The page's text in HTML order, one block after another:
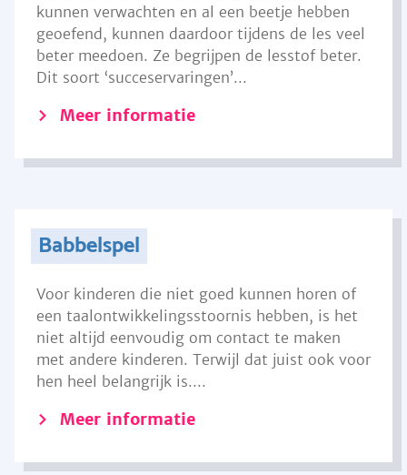
kunnen verwachten en al een beetje hebben
geoefend, kunnen daardoor tijdens de les veel
beter meedoen. Ze begrijpen de lesstof beter.
Dit soort ‘succeservaringen’...
Meer informatie
Babbelspel
Voor kinderen die niet goed kunnen horen of
een taalontwikkelingsstoornis hebben, is het
niet altijd eenvoudig om contact te maken
met andere kinderen. Terwijl dat juist ook voor
hen heel belangrijk is....
Meer informatie